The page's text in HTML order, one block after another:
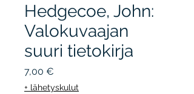
Hedgecoe, John:
Valokuvaajan
suuri tietokirja
7,00 €
+ lähetyskulut